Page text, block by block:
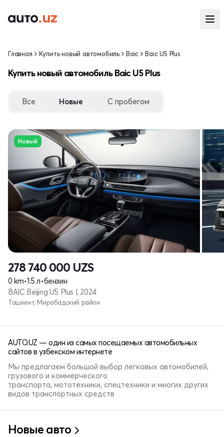
Главная Купить новый автомобиль Baic Baic U5 Plus
Купить новый автомобиль Baic U5 Plus
Все Новые С пробегом
Новый
278 740 000 UZS
0 km•1.5 л•бензин
BAIC Beijing U5 Plus I, 2024
Ташкент, Мирабадский район
AUTO.UZ — один из самых посещаемых автомобильных
сайтов в узбекском интернете
Мы предлагаем большой выбор легковых автомобилей,
грузового и коммерческого
транспорта, мототехники, спецтехники и многих других
видов транспортных средств
Новые авто